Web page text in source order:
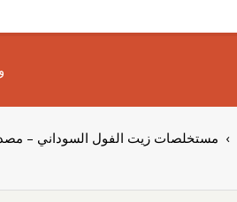
› مستخلصات زيت الفول السوداني –